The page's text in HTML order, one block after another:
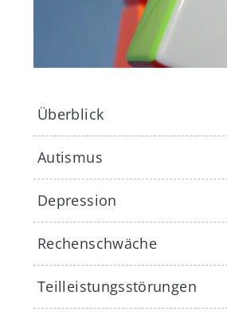
Überblick
Autismus
Depression
Rechenschwäche
Teilleistungsstörungen